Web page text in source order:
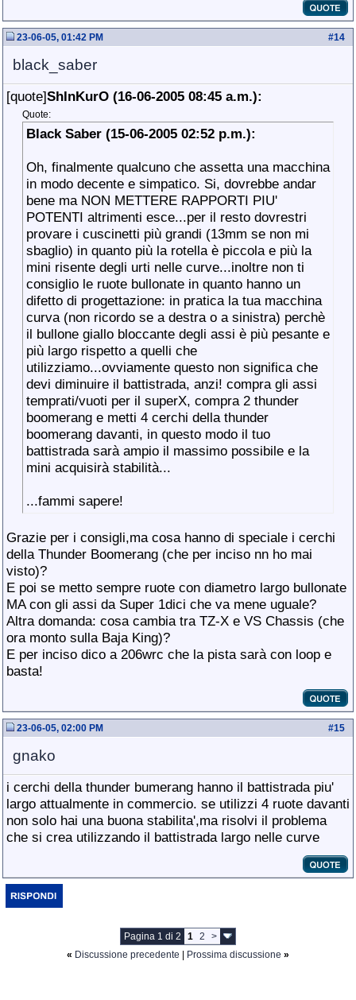
#14
23-06-05, 01:42 PM
black_saber
[quote]ShInKurO (16-06-2005 08:45 a.m.):
Quote:
Black Saber (15-06-2005 02:52 p.m.):
Oh, finalmente qualcuno che assetta una macchina
in modo decente e simpatico. Si, dovrebbe andar
bene ma NON METTERE RAPPORTI PIU'
POTENTI altrimenti esce...per il resto dovrestri
provare i cuscinetti più grandi (13mm se non mi
sbaglio) in quanto più la rotella è piccola e più la
mini risente degli urti nelle curve...inoltre non ti
consiglio le ruote bullonate in quanto hanno un
difetto di progettazione: in pratica la tua macchina
curva (non ricordo se a destra o a sinistra) perchè
il bullone giallo bloccante degli assi è più pesante e
più largo rispetto a quelli che
utilizziamo...ovviamente questo non significa che
devi diminuire il battistrada, anzi! compra gli assi
temprati/vuoti per il superX, compra 2 thunder
boomerang e metti 4 cerchi della thunder
boomerang davanti, in questo modo il tuo
battistrada sarà ampio il massimo possibile e la
mini acquisirà stabilità...
...fammi sapere!
Grazie per i consigli,ma cosa hanno di speciale i cerchi
della Thunder Boomerang (che per inciso nn ho mai
visto)?
E poi se metto sempre ruote con diametro largo bullonate
MA con gli assi da Super 1dici che va mene uguale?
Altra domanda: cosa cambia tra TZ-X e VS Chassis (che
ora monto sulla Baja King)?
E per inciso dico a 206wrc che la pista sarà con loop e
basta!
#15
23-06-05, 02:00 PM
gnako
i cerchi della thunder bumerang hanno il battistrada piu'
largo attualmente in commercio. se utilizzi 4 ruote davanti
non solo hai una buona stabilita',ma risolvi il problema
che si crea utilizzando il battistrada largo nelle curve
Pagina 1 di 2 1 2
>
« Discussione precedente Prossima discussione »